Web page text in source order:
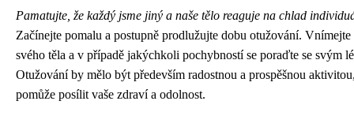
Pamatujte, že každý jsme jiný a naše tělo reaguje na chlad
Začínejte pomalu a postupně prodlužujte dobu otužování. Vnímejte
svého těla a v případě jakýchkoli pochybností se poraďte se svým
Otužování by mělo být především radostnou a prospěšnou
pomůže posílit vaše zdraví a odolnost.